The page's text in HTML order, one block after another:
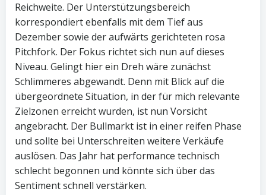
Reichweite. Der Unterstützungsbereich
korrespondiert ebenfalls mit dem Tief aus
Dezember sowie der aufwärts gerichteten rosa
Pitchfork. Der Fokus richtet sich nun auf dieses
Niveau. Gelingt hier ein Dreh wäre zunächst
Schlimmeres abgewandt. Denn mit Blick auf die
übergeordnete Situation, in der für mich relevante
Zielzonen erreicht wurden, ist nun Vorsicht
angebracht. Der Bullmarkt ist in einer reifen Phase
und sollte bei Unterschreiten weitere Verkäufe
auslösen. Das Jahr hat performance technisch
schlecht begonnen und könnte sich über das
Sentiment schnell verstärken.